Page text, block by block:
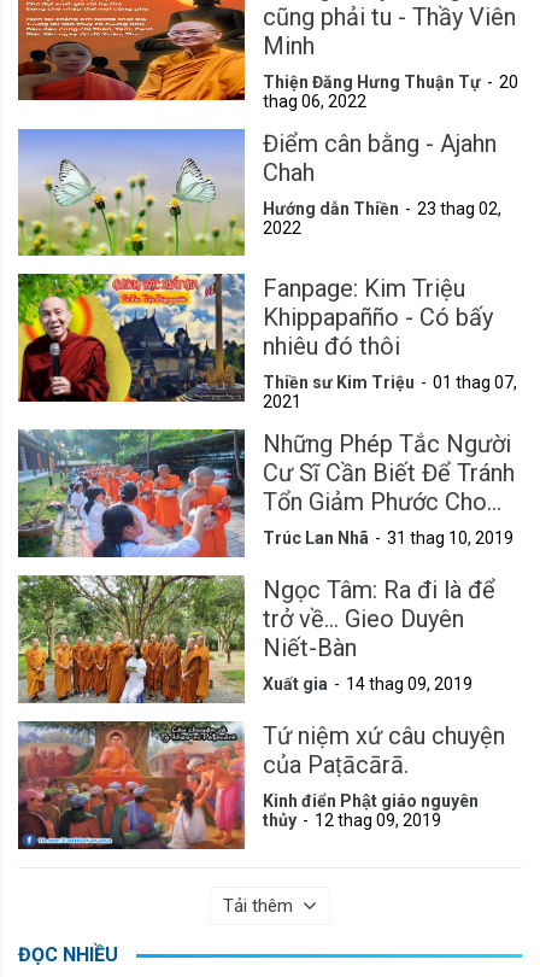
cũng phải tu - Thầy Viên
Minh
Thiện Đăng Hưng Thuận Tự
20
thag 06, 2022
Điểm cân bằng - Ajahn
Chah
Hướng dẫn Thiền
23 thag 02,
2022
Fanpage: Kim Triệu
Khippapañño - Có bấy
nhiêu đó thôi
Thiền sư Kim Triệu
01 thag 07,
2021
Những Phép Tắc Người
Cư Sĩ Cần Biết Để Tránh
Tổn Giảm Phước Cho
Mình
Trúc Lan Nhã 31 thag 10, 2019
Ngọc Tâm: Ra đi là để
trở về... Gieo Duyên
Niết-Bàn
Xuất gia 14 thag 09, 2019
Tứ niệm xứ câu chuyện
của Paṭācārā.
Kinh điển Phật giáo nguyên
thủy
12 thag 09, 2019
Tải thêm
ĐỌC NHIỀU